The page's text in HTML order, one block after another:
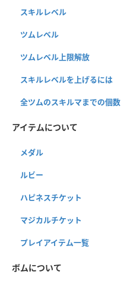
スキルレベル
ツムレベル
ツムレベル上限解放
スキルレベルを上げるには
全ツムのスキルマまでの個数
アイテムについて
メダル
ルビー
ハピネスチケット
マジカルチケット
プレイアイテム一覧
ボムについて